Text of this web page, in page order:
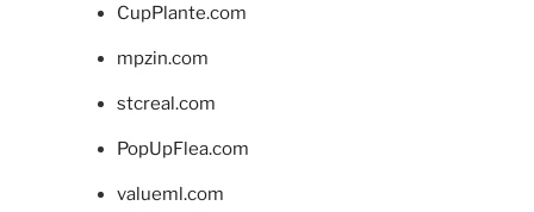
CupPlante.com
mpzin.com
stcreal.com
PopUpFlea.com
valueml.com